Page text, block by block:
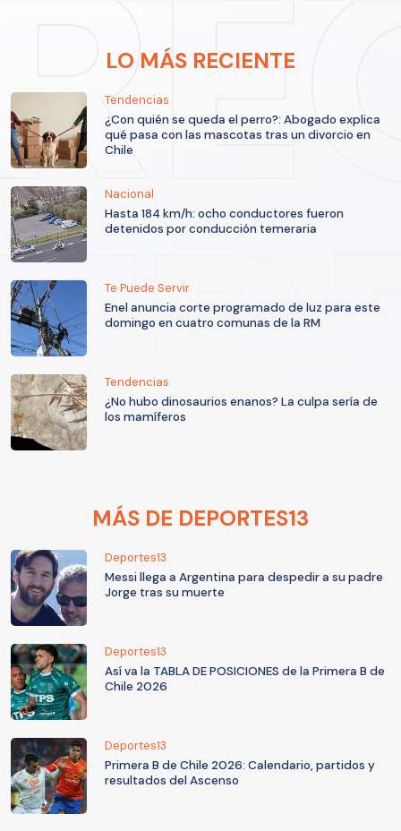
LO MÁS RECIENTE
Tendencias
¿Con quién se queda el perro?: Abogado explica
qué pasa con las mascotas tras un divorcio en
Chile
Nacional
Hasta 184 km/h: ocho conductores fueron
detenidos por conducción temeraria
Te Puede Servir
Enel anuncia corte programado de luz para este
domingo en cuatro comunas de la RM
Tendencias
¿No hubo dinosaurios enanos? La culpa sería de
los mamíferos
MÁS DE DEPORTES13
Deportes13
Messi llega a Argentina para despedir a su padre
Jorge tras su muerte
Deportes13
Así va la TABLA DE POSICIONES de la Primera B de
Chile 2026
Deportes13
Primera B de Chile 2026: Calendario, partidos y
resultados del Ascenso